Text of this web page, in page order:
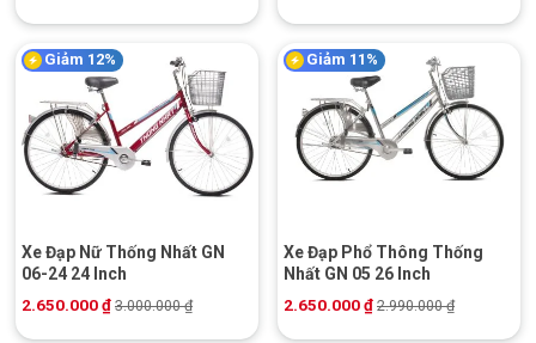
Giảm 12%
Xe Đạp Nữ Thống Nhất GN
06-24 24 Inch
2.650.000₫ 3.000.000₫
Giảm 11%
Xe Đạp Phổ Thông Thống
Nhất GN 05 26 Inch
2.650.000₫ 2.990.000₫